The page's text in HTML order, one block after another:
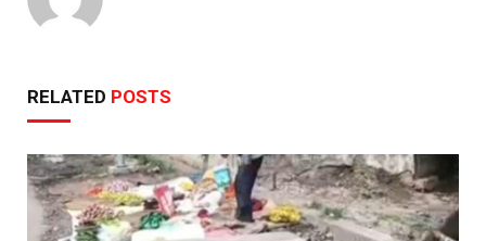
RELATED POSTS